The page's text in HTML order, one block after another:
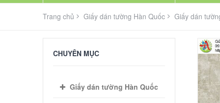
Trang chủ Giấy dán tường Hàn Quốc Giấy dán
CHUYÊN MỤC
Giấy dán tường Hàn Quốc